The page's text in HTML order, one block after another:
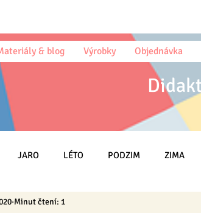
& blog Výrobky Objednávka
JARO LÉTO PODZIM ZIMA
Český jazyk (sloh)
Minut čtení: 1